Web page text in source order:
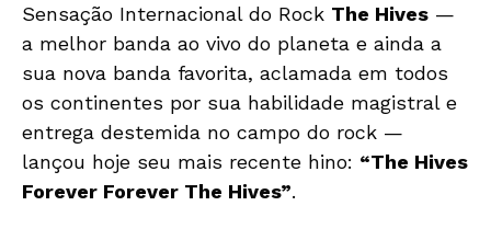
Sensação Internacional do Rock The Hives —
a melhor banda ao vivo do planeta e ainda a
sua nova banda favorita, aclamada em todos
os continentes por sua habilidade magistral e
entrega destemida no campo do rock —
lançou hoje seu mais recente hino: “The Hives
Forever Forever The Hives”.